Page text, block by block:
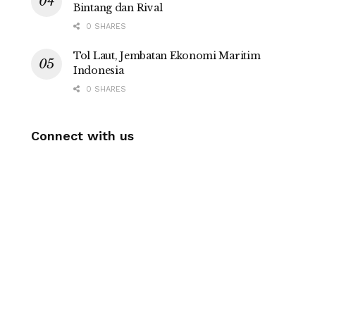
Bintang dan Rival
0 SHARES
Tol Laut, Jembatan Ekonomi Maritim
Indonesia
0 SHARES
Connect with us